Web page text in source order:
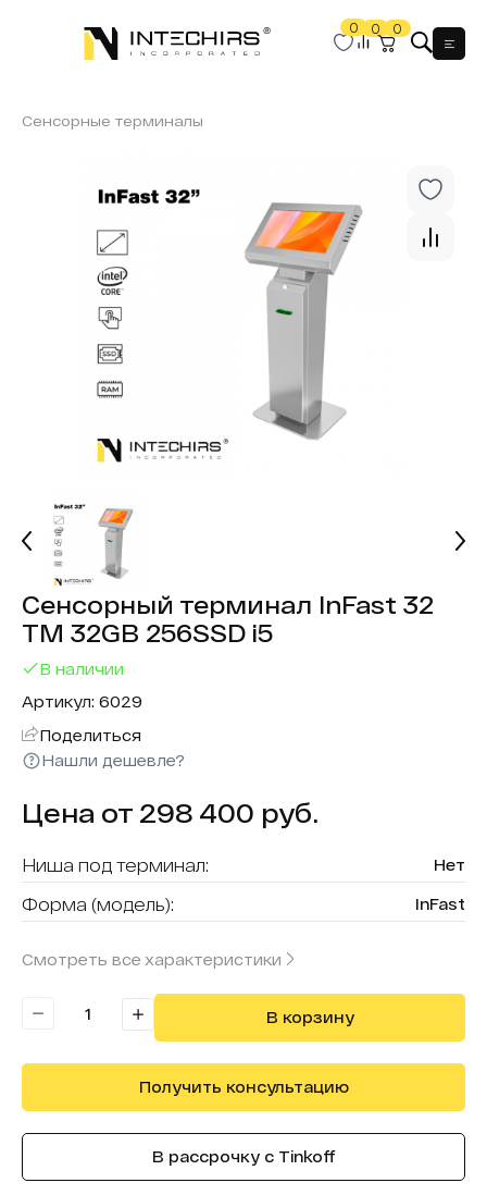
0 0 0
Сенсорные терминалы
Сенсорный терминал InFast 32
ТМ 32GB 256SSD i5
В наличии
Артикул: 6029
Поделиться
Нашли дешевле?
Цена от 298 400 руб.
Ниша под терминал: Нет
Форма (модель): InFast
Смотреть все характеристики
В корзину
Получить консультацию
В рассрочку с Tinkoff